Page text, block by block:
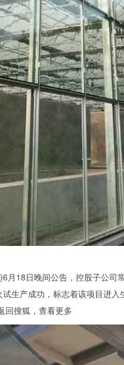
月18日晚间公告，控股子公司
生产成功，标志着该项目进
回搜狐，查看更多